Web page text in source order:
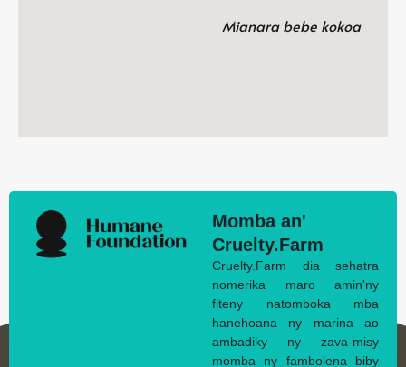
Mianara bebe kokoa
Momba an'
Cruelty.Farm
Cruelty.Farm dia sehatra
nomerika maro amin'ny
fiteny natomboka mba
hanehoana ny marina ao
ambadiky ny zava-misy
momba ny fambolena biby